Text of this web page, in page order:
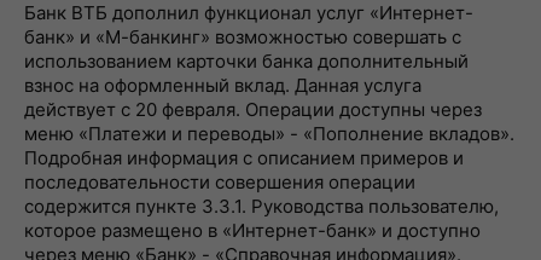
Банк ВТБ дополнил функционал услуг «Интернет-
банк» и «М-банкинг» возможностью совершать с
использованием карточки банка дополнительный
взнос на оформленный вклад. Данная услуга
действует с 20 февраля. Операции доступны через
меню «Платежи и переводы» - «Пополнение вкладов».
Подробная информация с описанием примеров и
последовательности совершения операции
содержится пункте 3.3.1. Руководства пользователю,
которое размещено в «Интернет-банк» и доступно
через меню «Банк» - «Справочная информация».